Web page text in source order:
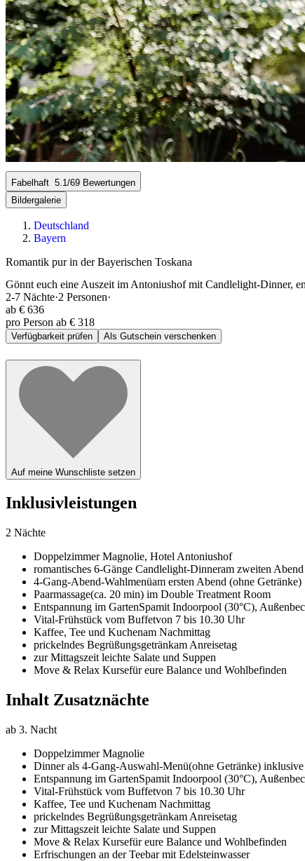
Fabelhaft 5.1/69 Bewertungen
Bildergalerie
Deutschland
Bayern
Romantik pur in der Bayerischen Toskana
Gönnt euch eine Auszeit im Antoniushof mit Candlelight-Dinner,
2-7 Nächte·2 Personen·
ab € 636
pro Person ab € 318
Verfügbarkeit prüfen Als Gutschein verschenken
Auf meine Wunschliste setzen
Inklusivleistungen
2 Nächte
Doppelzimmer Magnolie, Hotel Antoniushof
romantisches 6-Gänge Candlelight-Dinneram zweiten
4-Gang-Abend-Wahlmenüam ersten Abend (ohne Getränke)
Paarmassage(ca. 20 min) im Double Treatment Room
Entspannung im GartenSpamit Indoorpool (30°C),
Vital-Frühstück vom Buffetvon 7 bis 10.30 Uhr
Kaffee, Tee und Kuchenam Nachmittag
prickelndes Begrüßungsgetränkam Anreisetag
zur Mittagszeit leichte Salate und Suppen
Move & Relax Kursefür eure Balance und Wohlbefinden
Inhalt Zusatznächte
ab 3. Nacht
Doppelzimmer Magnolie
Dinner als 4-Gang-Auswahl-Menü(ohne Getränke)
Entspannung im GartenSpamit Indoorpool (30°C),
Vital-Frühstück vom Buffetvon 7 bis 10.30 Uhr
Kaffee, Tee und Kuchenam Nachmittag
prickelndes Begrüßungsgetränkam Anreisetag
zur Mittagszeit leichte Salate und Suppen
Move & Relax Kursefür eure Balance und Wohlbefinden
Erfrischungen an der Teebar mit Edelsteinwasser